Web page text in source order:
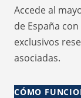
Accede al
de España
exclusivos
asociadas.
CÓMO